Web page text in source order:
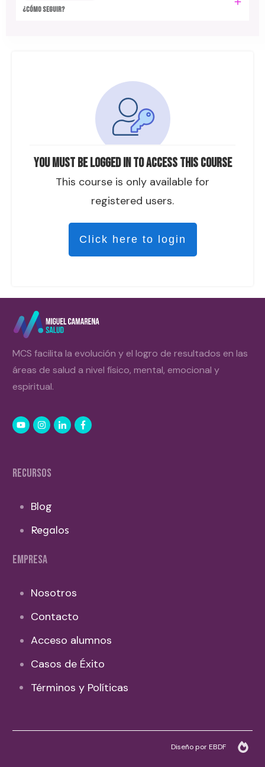
You must be logged in to access this course
This course is only available for
registered users.
Click here to login
¿CÓMO SEGUIR?
MCS facilita la evolución y el logro de resultados en las
áreas de salud a nivel físico, mental, emocional y
espiritual.
RECURSOS
Blog
Regalos
EMPRESA
Nosotros
Contacto
Acceso alumnos
Casos de Éxito
Términos y Políticas
Diseño por EBDF